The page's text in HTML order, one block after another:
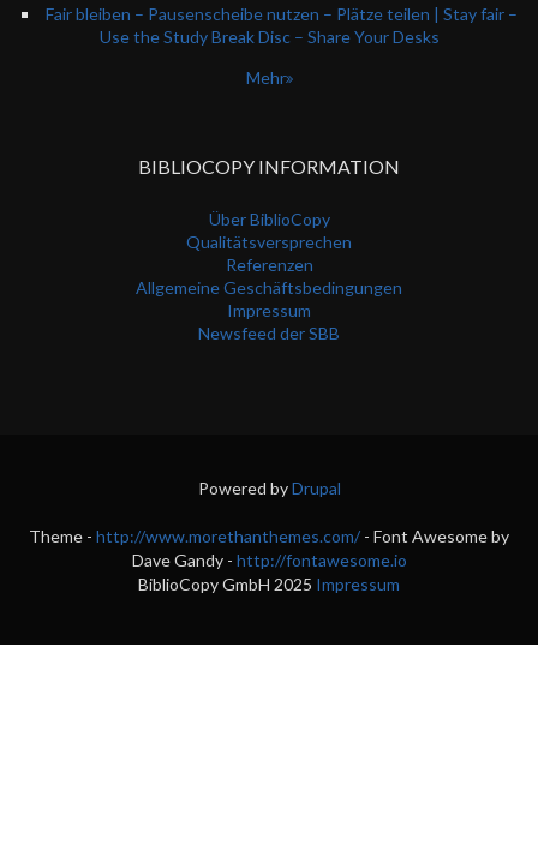
Fair bleiben – Pausenscheibe nutzen – Plätze teilen | Stay fair –
Use the Study Break Disc – Share Your Desks
Mehr
BIBLIOCOPY INFORMATION
Über BiblioCopy
Qualitätsversprechen
Referenzen
Allgemeine Geschäftsbedingungen
Impressum
Newsfeed der SBB
Powered byDrupal
Theme - http://www.morethanthemes.com/ - Font Awesome by
Dave Gandy - http://fontawesome.io
BiblioCopy GmbH 2025 Impressum